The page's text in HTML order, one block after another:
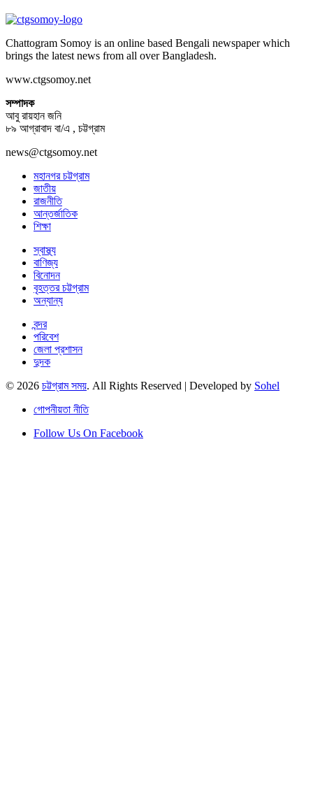
Chattogram Somoy is an online based Bengali newspaper which
brings the latest news from all over Bangladesh.
www.ctgsomoy.net
সম্পাদক
আবু রায়হান জনি
৮৯ আগ্রাবাদ বা/এ , চট্টগ্রাম
news@ctgsomoy.net
মহানগর চট্টগ্রাম
জাতীয়
রাজনীতি
আন্তর্জাতিক
শিক্ষা
স্বাস্থ্য
বাণিজ্য
বিনোদন
বৃহত্তর চট্টগ্রাম
অন্যান্য
বন্দর
পরিবেশ
জেলা প্রশাসন
দুদক
© 2026 চট্টগ্রাম সময়. All Rights Reserved | Developed by Sohel
গোপনীয়তা নীতি
Follow Us On Facebook